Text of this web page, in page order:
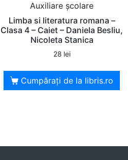
Auxiliare şcolare
Limba si literatura romana –
Clasa 4 – Caiet – Daniela Besliu,
Nicoleta Stanica
28 lei
Cumpărați de la libris.ro